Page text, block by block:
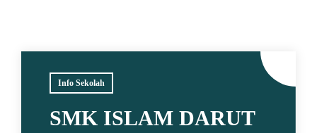
Info Sekolah
SMK ISLAM DARUT